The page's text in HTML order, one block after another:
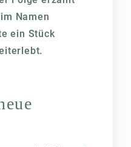
Namen
ein Stück